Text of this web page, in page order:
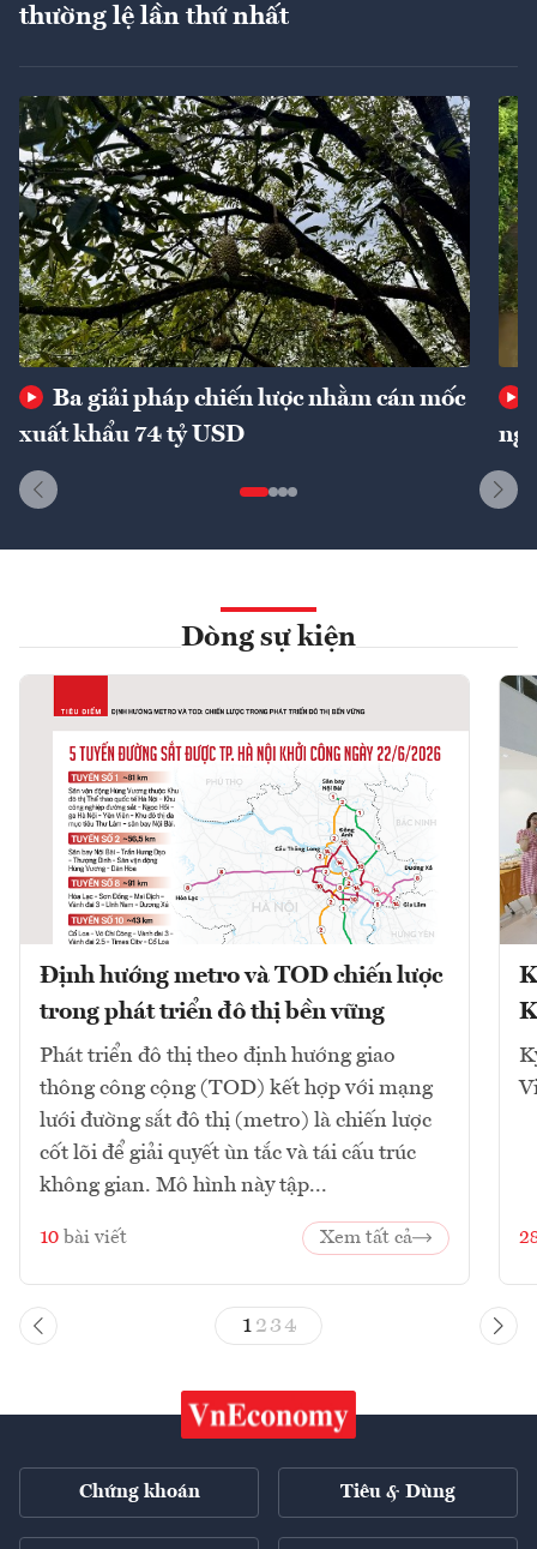
thường lệ lần thứ nhất
Ba giải pháp chiến lược nhằm cán mốc
xuất khẩu 74 tỷ USD
Dòng sự kiện
Định hướng metro và TOD chiến lược
trong phát triển đô thị bền vững
Phát triển đô thị theo định hướng giao
thông công cộng (TOD) kết hợp với mạng
lưới đường sắt đô thị (metro) là chiến lược
cốt lõi để giải quyết ùn tắc và tái cấu trúc
không gian. Mô hình này tập...
10 bài viết Xem tất cả
1 23 4
Chứng khoán Tiêu & Dùng